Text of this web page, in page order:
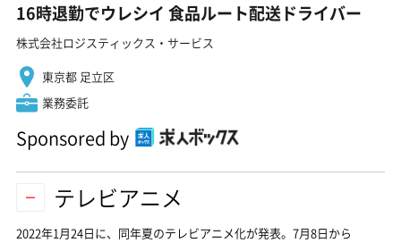
16時退勤でウレシイ 食品ルート配送ドライバー
株式会社ロジスティックス・サービス
東京都 足立区
業務委託
Sponsored by
テレビアニメ
2022年1月24日に、同年夏のテレビアニメ化が発表。7月8日から